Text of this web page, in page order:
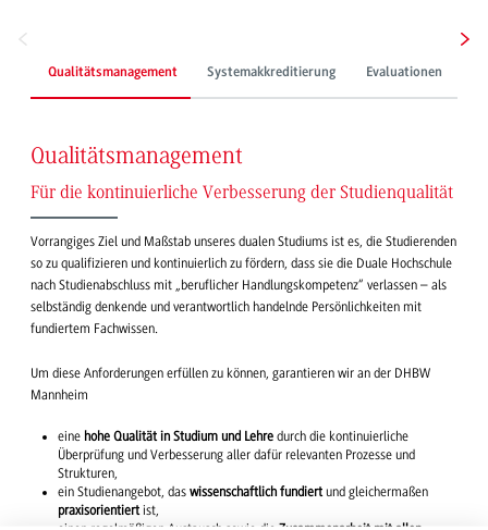
Qualitätsmanagement Systemakkreditierung Evaluationen
Qualitätsmanagement
Für die kontinuierliche Verbesserung der Studienqualität
Vorrangiges Ziel und Maßstab unseres dualen Studiums ist es, die Studierenden
so zu qualifizieren und kontinuierlich zu fördern, dass sie die Duale Hochschule
nach Studienabschluss mit „beruflicher Handlungskompetenz“ verlassen – als
selbständig denkende und verantwortlich handelnde Persönlichkeiten mit
fundiertem Fachwissen.
Um diese Anforderungen erfüllen zu können, garantieren wir an der DHBW
Mannheim
eine hohe Qualität in Studium und Lehredurch die kontinuierliche
Überprüfung und Verbesserung aller dafür relevanten Prozesse und
Strukturen,
ein Studienangebot, daswissenschaftlich fundiert und gleichermaßen
praxisorientiert ist,